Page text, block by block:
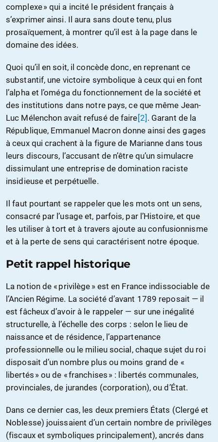
complexe » qui a incité le président français à
s’exprimer ainsi. Il aura sans doute tenu, plus
prosaïquement, à montrer qu’il est à la page dans le
domaine des idées.
Quoi qu’il en soit, il concède donc, en reprenant ce
substantif, une victoire symbolique à ceux qui en font
l’alpha et l’oméga du fonctionnement de la société et
des institutions dans notre pays, ce que même Jean-
Luc Mélenchon avait refusé de faire [2] . Garant de la
République, Emmanuel Macron donne ainsi des gages
à ceux qui crachent à la figure de Marianne dans tous
leurs discours, l’accusant de n’être qu’un simulacre
dissimulant une entreprise de domination raciste
insidieuse et perpétuelle.
Il faut pourtant se rappeler que les mots ont un sens,
consacré par l’usage et, parfois, par l’Histoire, et que
les utiliser à tort et à travers ajoute au confusionnisme
et à la perte de sens qui caractérisent notre époque.
Petit rappel historique
La notion de « privilège » est en France indissociable de
l’Ancien Régime. La société d’avant 1789 reposait — il
est fâcheux d’avoir à le rappeler — sur une inégalité
structurelle, à l’échelle des corps : selon le lieu de
naissance et de résidence, l’appartenance
professionnelle ou le milieu social, chaque sujet du roi
disposait d’un nombre plus ou moins grand de «
libertés » ou de « franchises » : libertés communales,
provinciales, de jurandes (corporation), ou d’État.
Dans ce dernier cas, les deux premiers États (Clergé et
Noblesse) jouissaient d’un certain nombre de privilèges
(fiscaux et symboliques principalement), ancrés dans